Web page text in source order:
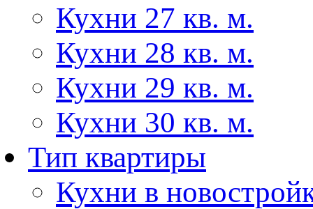
Кухни 27 кв. м.
Кухни 28 кв. м.
Кухни 29 кв. м.
Кухни 30 кв. м.
Тип квартиры
Кухни в